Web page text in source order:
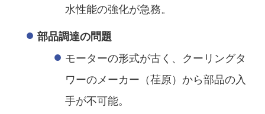
水性能の強化が急務。
部品調達の問題
モーターの形式が古く、クーリングタ
ワーのメーカー（荏原）から部品の入
手が不可能。